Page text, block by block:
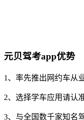
元贝驾考app优势
1、率先推出网约车从
2、选择学车应用请认
3、与全国数千家知名